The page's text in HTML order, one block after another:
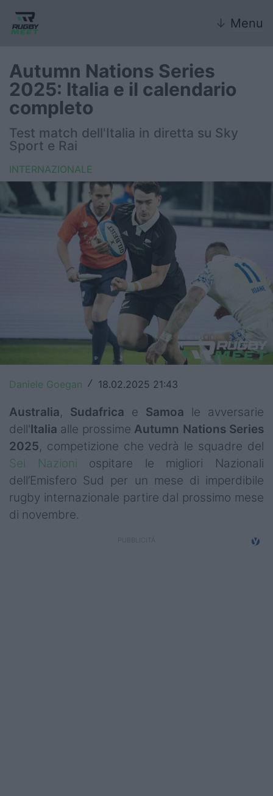
↓ Menu
Nazionale
Nazionali giovanili
Rugby Sevens
FIR
Internazionale
6 Nazioni
United Rugby Championship
Champions Cup
Rugby World Cup
Super Rugby
Rugby in TV
Mercato
Autumn Nations Series
2025: Italia e il calendario
completo
Test match dell'Italia in diretta su Sky
Sport e Rai
INTERNAZIONALE
Daniele Goegan / 18.02.2025 21:43
Australia, Sudafrica e Samoa le avversarie
dell'Italia alle prossime Autumn Nations Series
2025, competizione che vedrà le squadre del
Sei Nazioni ospitare le migliori Nazionali
dell’Emisfero Sud per un mese di imperdibile
rugby internazionale partire dal prossimo mese
di novembre.